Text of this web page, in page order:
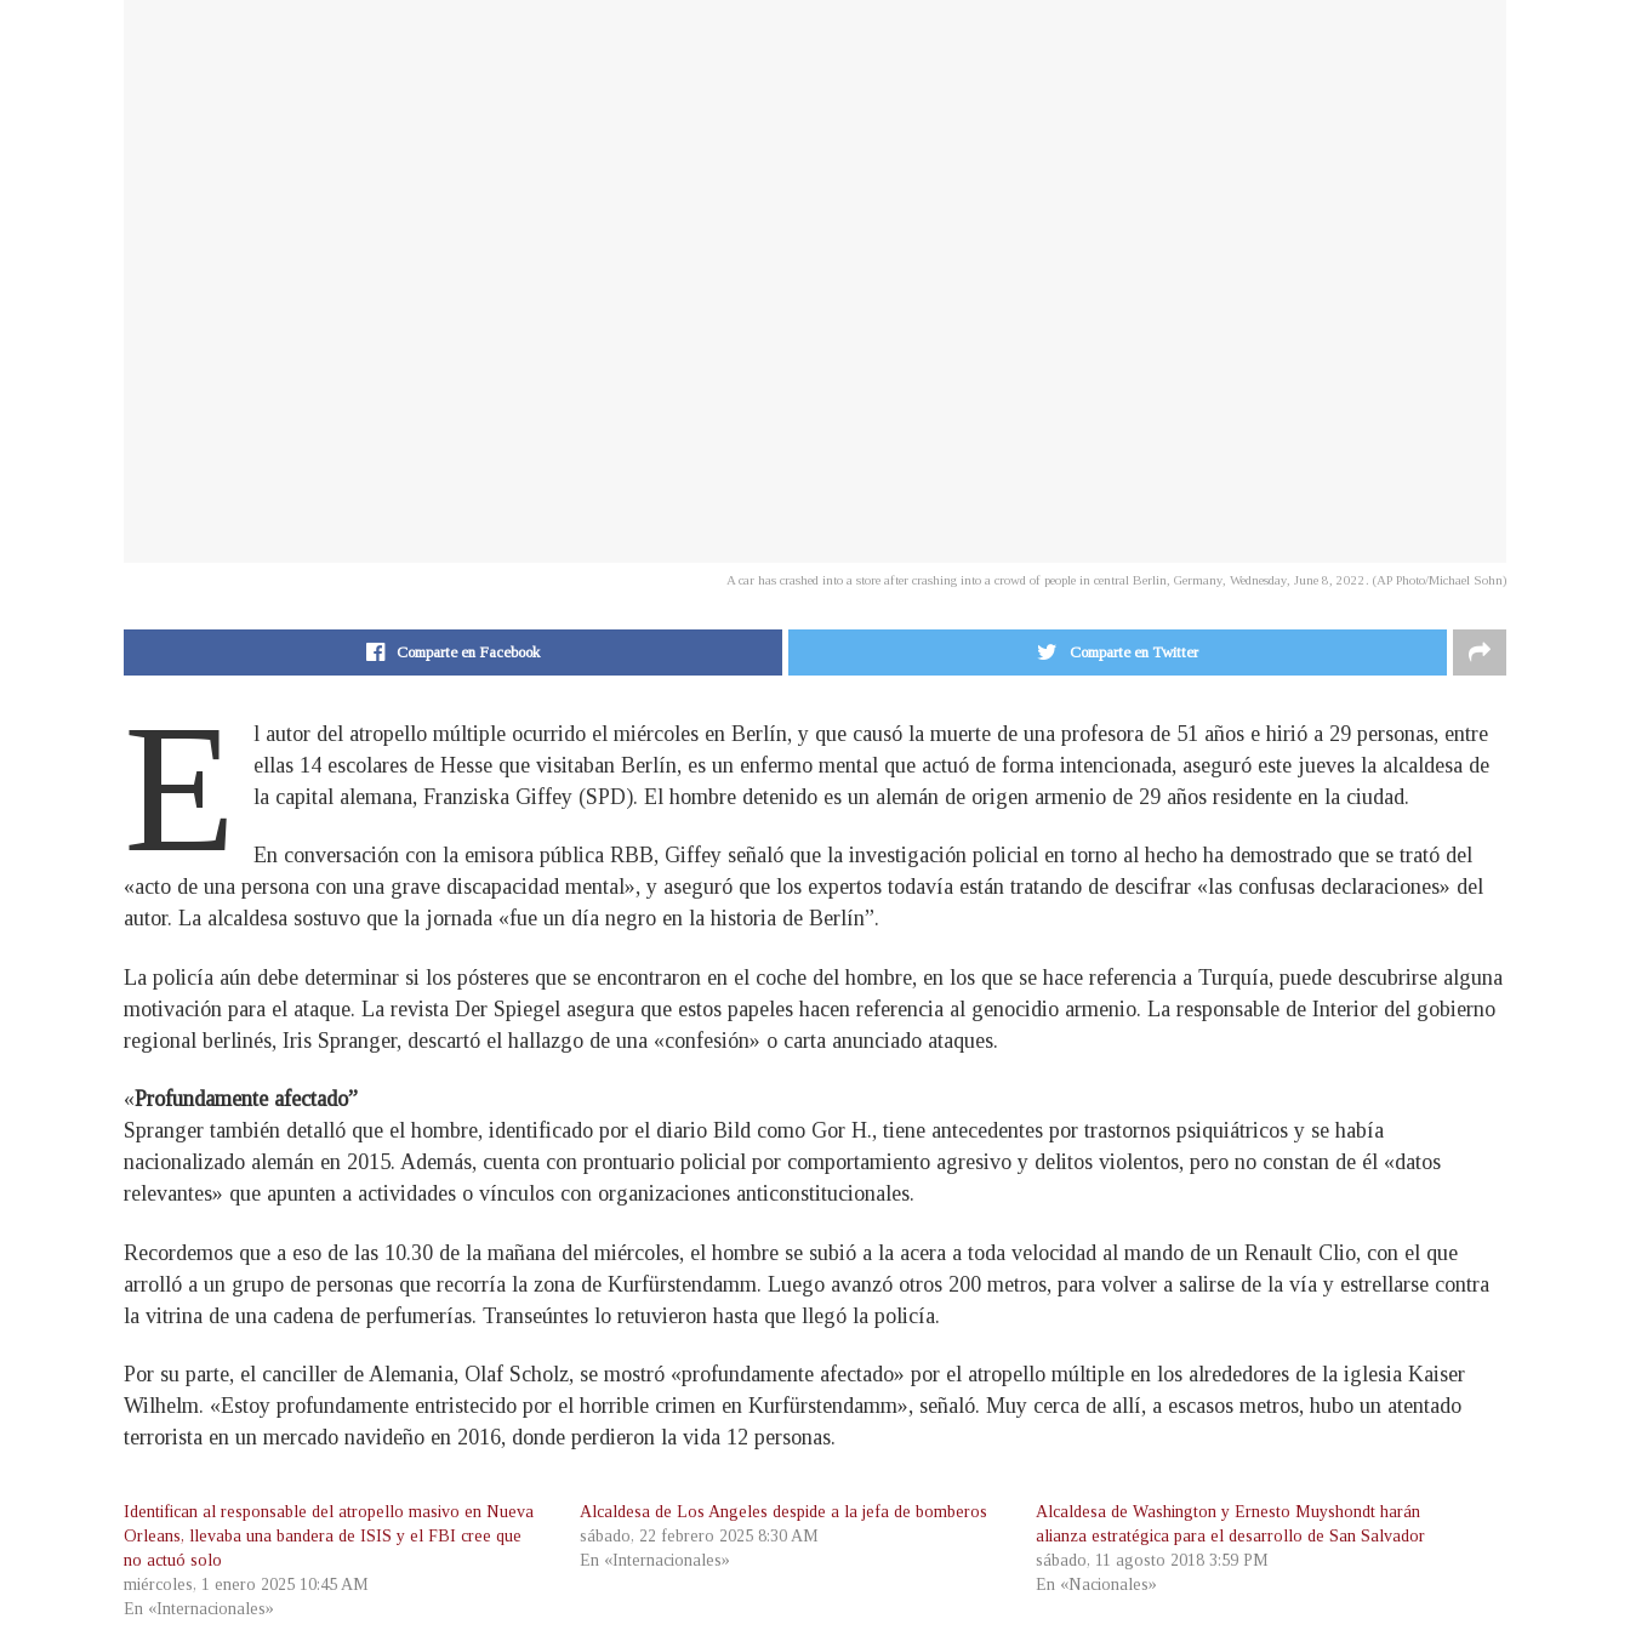
A car has crashed into a store after crashing into a crowd of people in central Berlin, Germany, Wednesday, June 8, 2022. (AP Photo/Michael Sohn)
Comparte en Facebook Comparte en Twitter
E
l autor del atropello múltiple ocurrido el miércoles en Berlín, y que causó la muerte de una profesora de 51 años e hirió a 29 personas, entre
ellas 14 escolares de Hesse que visitaban Berlín, es un enfermo mental que actuó de forma intencionada, aseguró este jueves la alcaldesa de
la capital alemana, Franziska Giffey (SPD). El hombre detenido es un alemán de origen armenio de 29 años residente en la ciudad.
En conversación con la emisora pública RBB, Giffey señaló que la investigación policial en torno al hecho ha demostrado que se trató del
«acto de una persona con una grave discapacidad mental», y aseguró que los expertos todavía están tratando de descifrar «las confusas declaraciones» del
autor. La alcaldesa sostuvo que la jornada «fue un día negro en la historia de Berlín”.
La policía aún debe determinar si los pósteres que se encontraron en el coche del hombre, en los que se hace referencia a Turquía, puede descubrirse alguna
motivación para el ataque. La revista Der Spiegel asegura que estos papeles hacen referencia al genocidio armenio. La responsable de Interior del gobierno
regional berlinés, Iris Spranger, descartó el hallazgo de una «confesión» o carta anunciado ataques.
«Profundamente afectado”
Spranger también detalló que el hombre, identificado por el diario Bild como Gor H., tiene antecedentes por trastornos psiquiátricos y se había
nacionalizado alemán en 2015. Además, cuenta con prontuario policial por comportamiento agresivo y delitos violentos, pero no constan de él «datos
relevantes» que apunten a actividades o vínculos con organizaciones anticonstitucionales.
Recordemos que a eso de las 10.30 de la mañana del miércoles, el hombre se subió a la acera a toda velocidad al mando de un Renault Clio, con el que
arrolló a un grupo de personas que recorría la zona de Kurfürstendamm. Luego avanzó otros 200 metros, para volver a salirse de la vía y estrellarse contra
la vitrina de una cadena de perfumerías. Transeúntes lo retuvieron hasta que llegó la policía.
Por su parte, el canciller de Alemania, Olaf Scholz, se mostró «profundamente afectado» por el atropello múltiple en los alrededores de la iglesia Kaiser
Wilhelm. «Estoy profundamente entristecido por el horrible crimen en Kurfürstendamm», señaló. Muy cerca de allí, a escasos metros, hubo un atentado
terrorista en un mercado navideño en 2016, donde perdieron la vida 12 personas.
Identifican al responsable del atropello masivo en Nueva
Orleans, llevaba una bandera de ISIS y el FBI cree que
no actuó solo
miércoles, 1 enero 2025 10:45 AM
En «Internacionales»
Alcaldesa de Los Angeles despide a la jefa de bomberos
sábado, 22 febrero 2025 8:30 AM
En «Internacionales»
Alcaldesa de Washington y Ernesto Muyshondt harán
alianza estratégica para el desarrollo de San Salvador
sábado, 11 agosto 2018 3:59 PM
En «Nacionales»